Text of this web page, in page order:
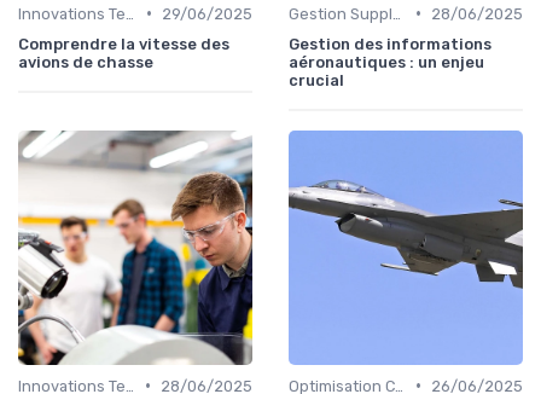
•
29/06/2025
Comprendre la vitesse des
avions de chasse
•
28/06/2025
Gestion des informations
aéronautiques : un enjeu
crucial
•
28/06/2025
•
26/06/2025